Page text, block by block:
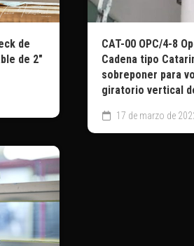
de
de 2″
CAT-00 OPC/4-8
Cadena tipo
sobreponer para
giratorio vertical
17 de marzo de